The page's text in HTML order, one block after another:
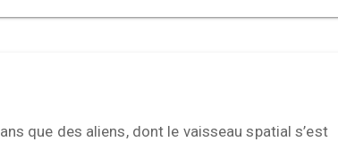
que des aliens, dont le vaisseau spatial s’est